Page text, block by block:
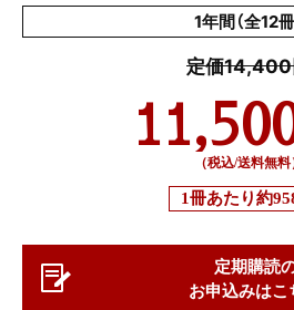
1年間（全12冊
定価
（税込/送料無料
1冊あたり約
定期購読
お申込みはこ